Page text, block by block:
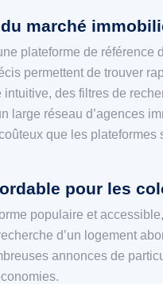
marché
plateforme de
permettent de trouver
des filtres de
large réseau d’agences
que les
pour les
populaire et
d’un logement
annonces de